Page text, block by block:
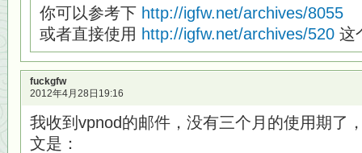
你可以参考下 http://igfw.net/archives/8055
或者直接使用 http://igfw.net/archives/520 这
fuckgfw
2012年4月28日19:16
我收到vpnod的邮件，没有三个月的使用期了
文是：